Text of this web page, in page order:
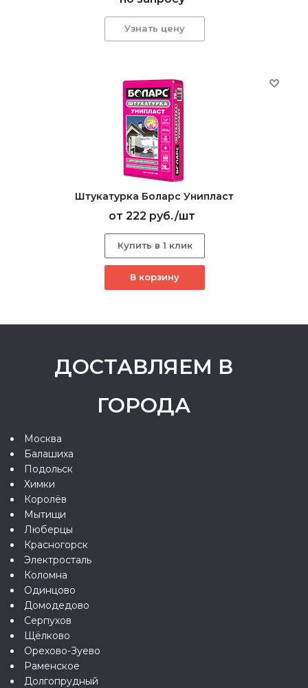
Узнать цену
Штукатурка Боларс Унипласт
от 222 руб./шт
Купить в 1 клик
В корзину
ДОСТАВЛЯЕМ В
ГОРОДА
Москва
Балашиха
Подольск
Химки
Королёв
Мытищи
Люберцы
Красногорск
Электросталь
Коломна
Одинцово
Домодедово
Серпухов
Щёлково
Орехово-Зуево
Раменское
Долгопрудный